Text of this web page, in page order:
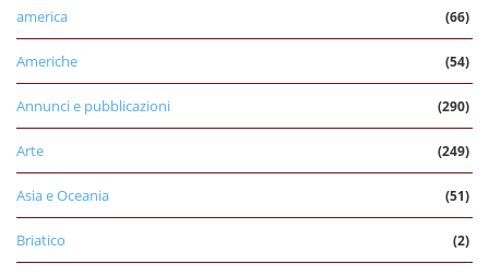
america (66)
Americhe (54)
Annunci e pubblicazioni (290)
Arte (249)
Asia e Oceania (51)
Briatico (2)